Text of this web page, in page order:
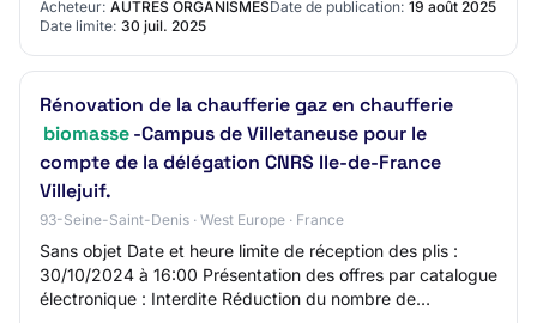
Acheteur: AUTRES ORGANISMESDate de publication: 19 août 2025
Date limite: 30 juil. 2025
Rénovation de la chaufferie gaz en chaufferie
biomasse-Campus de Villetaneuse pour le
compte de la délégation CNRS Ile-de-France
Villejuif.
93-Seine-Saint-Denis · West Europe · France
Sans objet Date et heure limite de réception des plis :
30/10/2024 à 16:00 Présentation des offres par catalogue
électronique : Interdite Réduction du nombre de